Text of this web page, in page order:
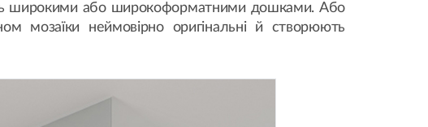
широкими або широкоформатними дошками. Або
мозаїки неймовірно оригінальні й створюють